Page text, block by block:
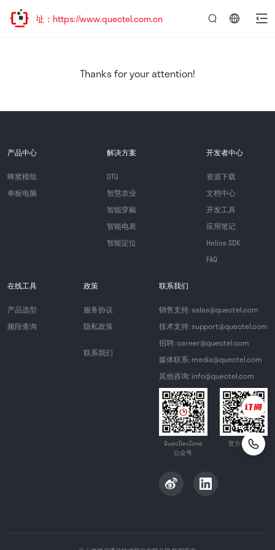
访问新址：https://www.quectel.com.cn
Thanks for your attention!
产品中心
蜂窝模组
单板电脑
解决方案
DTU
智慧农业
智能穿戴
智能电表
智能定位
开发者中心
资源下载
文档中心
开发工具
应用笔记
Helios SDK
FAQ
在线工具
产品选型
频段查询
政策
服务协议
隐私政策
联系我们
联系我们
销售支持: sales@quectel.com
技术支持: support@quectel.com
招聘: career@quectel.com
媒体联系: media@quectel.com
其他咨询: info@quectel.com
QuecDevZone
公众号
官方公众号